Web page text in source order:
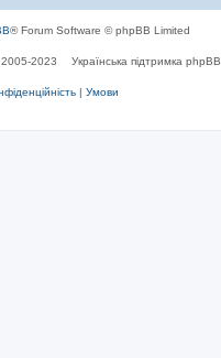
® Forum Software © phpBB Limited
2005-2023 Українська підтримка phpBB
| Умови